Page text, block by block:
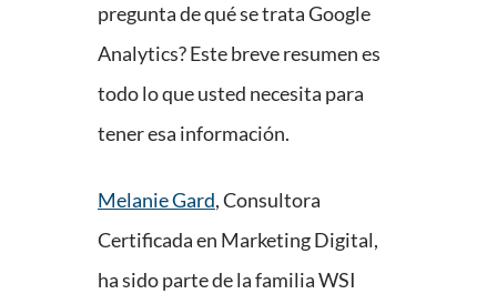
pregunta de qué se trata Google
Analytics? Este breve resumen es
todo lo que usted necesita para
tener esa información.
Melanie Gard, Consultora
Certificada en Marketing Digital,
ha sido parte de la familia WSI